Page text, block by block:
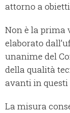
attorno a
Non è la prima
elaborato
unanime del
della qualità
avanti in questi
La misura